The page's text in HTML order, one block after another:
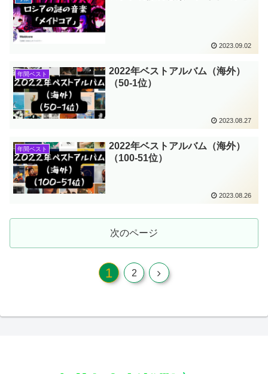
2023.09.02
年間ベスト
2022年ベストアルバム（海外）
（50-1位）
2023.08.27
年間ベスト
2022年ベストアルバム（海外）
（100-51位）
2023.08.26
次のページ
1 2
次